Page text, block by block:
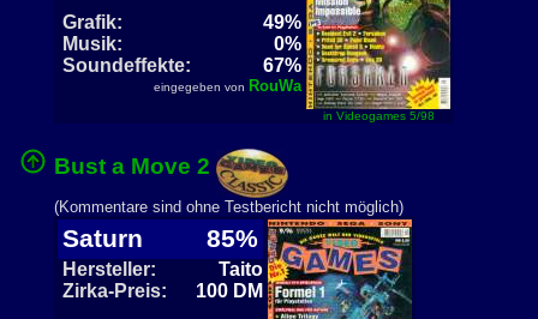
Grafik:
49%
Musik:
0%
Soundeffekte:
67%
eingegeben von RouWa
in Videogames 5/98
Bust a Move 2
(Kommentare sind ohne Testbericht nicht möglich)
Saturn 85%
Hersteller:
Taito
Zirka-Preis:
100 DM